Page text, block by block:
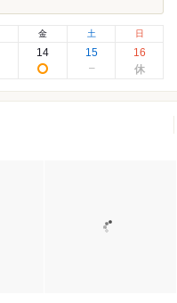
金
14
土
15
日
16